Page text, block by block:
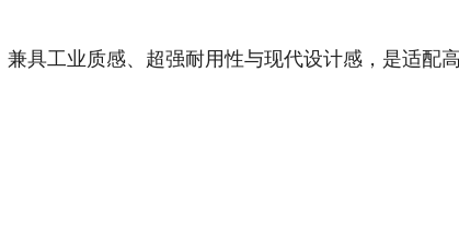
具工业质感、超强耐用性与现代设计感，是适配